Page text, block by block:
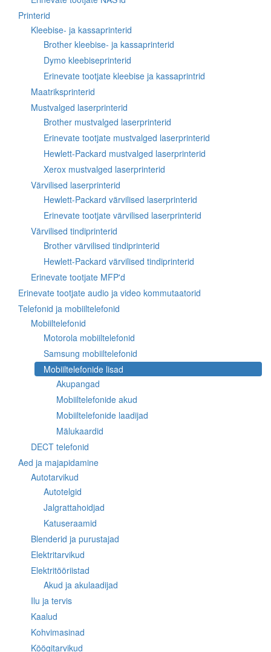
Printerid
Kleebise- ja kassaprinterid
Brother kleebise- ja kassaprinterid
Dymo kleebiseprinterid
Erinevate tootjate kleebise ja kassaprintrid
Maatriksprinterid
Mustvalged laserprinterid
Brother mustvalged laserprinterid
Erinevate tootjate mustvalged laserprinterid
Hewlett-Packard mustvalged laserprinterid
Xerox mustvalged laserprinterid
Värvilised laserprinterid
Hewlett-Packard värvilised laserprinterid
Erinevate tootjate värvilised laserprinterid
Värvilised tindiprinterid
Brother värvilised tindiprinterid
Hewlett-Packard värvilised tindiprinterid
Erinevate tootjate MFP'd
Erinevate tootjate audio ja video kommutaatorid
Telefonid ja mobiiltelefonid
Mobiiltelefonid
Motorola mobiiltelefonid
Samsung mobiiltelefonid
Mobiiltelefonide lisad
Akupangad
Mobiiltelefonide akud
Mobiiltelefonide laadijad
Mälukaardid
DECT telefonid
Aed ja majapidamine
Autotarvikud
Autotelgid
Jalgrattahoidjad
Katuseraamid
Blenderid ja purustajad
Elektritarvikud
Elektritööriistad
Akud ja akulaadijad
Ilu ja tervis
Kaalud
Kohvimasinad
Köögitarvikud